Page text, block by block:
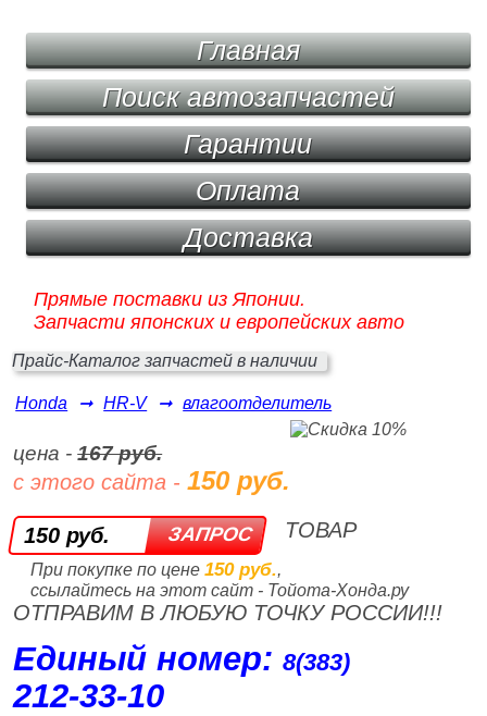
Главная
Поиск автозапчастей
Гарантии
Оплата
Доставка
Прямые поставки из Японии.
Запчасти японских и европейских авто
Прайс-Каталог запчастей в наличии
Honda ➞ HR-V ➞ влагоотделитель
цена -167 руб.
с этого сайта -150 руб.
150 руб.
При покупке по цене 150 руб.,
ссылайтесь на этот сайт - Тойота-Хонда.ру
ТОВАР
ОТПРАВИМ В ЛЮБУЮ ТОЧКУ РОССИИ!!!
Единый номер:8(383)
212‑33‑10